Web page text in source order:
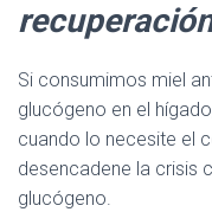
Si consumimos miel
glucógeno en el
cuando lo necesite el
desencadene la crisis
glucógeno.